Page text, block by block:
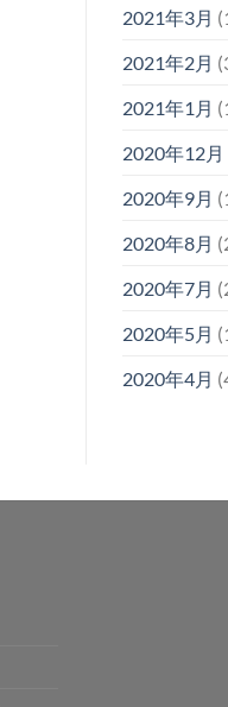
2021年3月
2021年2月
2021年1月
2020年12月
2020年9月
2020年8月
2020年7月
2020年5月
2020年4月